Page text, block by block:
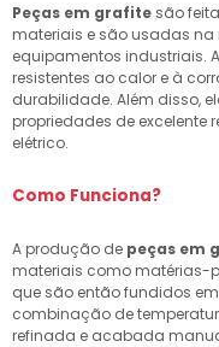
Peças em grafite são
materiais e são usadas
equipamentos industriais.
resistentes ao calor e à
durabilidade. Além disso,
propriedades de
elétrico.
Como Funciona?
A produção de peças em
materiais como matérias-
que são então fundidos
combinação de
refinada e acabada